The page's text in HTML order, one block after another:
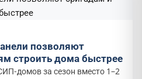
позволяют
строить дома быстрее
домов за сезон вместо 1–2